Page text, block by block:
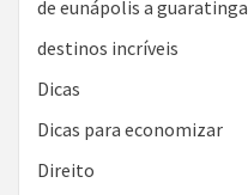
de eunápolis a guaratinga
destinos incríveis
Dicas
Dicas para economizar
Direito